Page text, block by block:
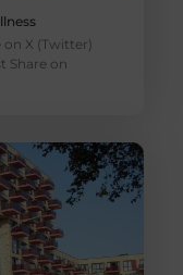
on X (Twitter)
Share on